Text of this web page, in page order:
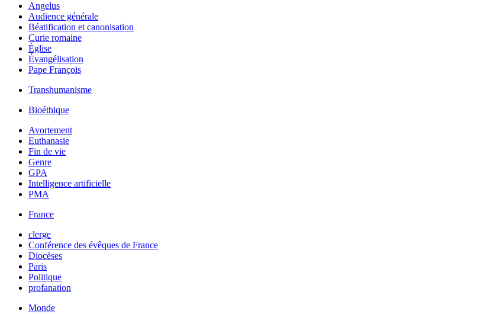
Angelus
Audience générale
Béatification et canonisation
Curie romaine
Église
Évangélisation
Pape François
Transhumanisme
Bioéthique
Avortement
Euthanasie
Fin de vie
Genre
GPA
Intelligence artificielle
PMA
France
clerge
Conférence des évêques de France
Diocèses
Paris
Politique
profanation
Monde